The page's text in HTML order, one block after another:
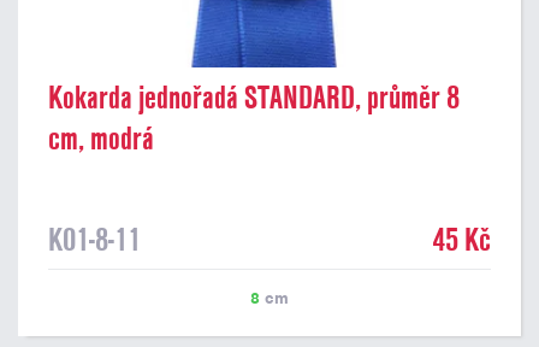
Kokarda jednořadá STANDARD, průměr 8
cm, modrá
K01-8-11 45 Kč
8 cm